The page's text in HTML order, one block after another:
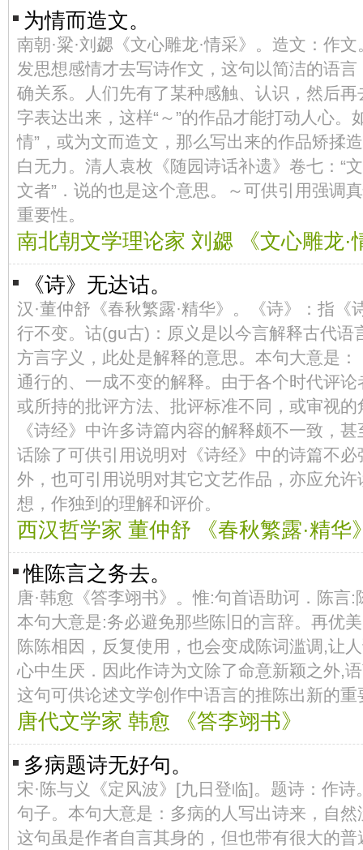
为情而造文。
南朝·粱·刘勰《文心雕龙·情采》。造文：作
发思想感情才去写诗作文，这句以简洁的语言
确关系。人们先有了某种感触、认识，然后
字表达出来，这样“～”的作品才能打动人心。
情”，或为文而造文，那么写出来的作品矫揉
白无力。清人袁枚《随园诗话补遗》卷七：“
文者”．说的也是这个意思。～可供引用强调
重要性。
南北朝文学理论家 刘勰 《文心雕龙·
《诗》无达诂。
汉·董仲舒《春秋繁露·精华》。《诗》：指《
行不变。诂(gu古)：原义是以今言解释古代语
方言字义，此处是解释的意思。本句大意是
通行的、一成不变的解释。由于各个时代评
或所持的批评方法、批评标准不同，或审视
《诗经》中许多诗篇内容的解释颇不一致，
话除了可供引用说明对《诗经》中的诗篇不
外，也可引用说明对其它文艺作品，亦应允
想，作独到的理解和评价。
西汉哲学家 董仲舒 《春秋繁露·精华
惟陈言之务去。
唐·韩愈《答李翊书》。惟:句首语助诃．陈言
本句大意是:务必避免那些陈旧的言辞。再优
陈陈相因，反复使用，也会变成陈词滥调,让
心中生厌．因此作诗为文除了命意新颖之外,
这句可供论述文学创作中语言的推陈出新的重
唐代文学家 韩愈 《答李翊书》
多病题诗无好句。
宋·陈与义《定风波》[九日登临]。题诗：作
句子。本句大意是：多病的人写出诗来，自
这句虽是作者自言其身的，但也带有很大的